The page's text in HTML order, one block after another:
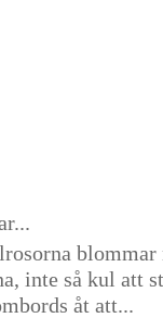
blommar
inte så kul att
åt att...